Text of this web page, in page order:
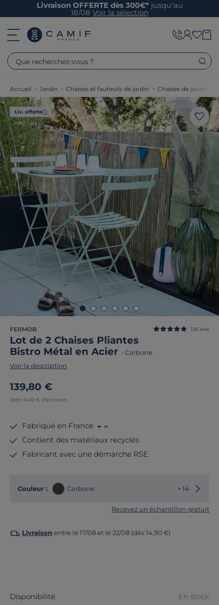
Livraison OFFERTE dès 300€* jusqu’au
18/08 Voir la sélection
Que recherchez-vous ?
Accueil > Jardin > Chaises et fauteuils de jardin > Chaises de jardin
Liv. offerte
FERMOB
Lot de 2 Chaises Pliantes
Bistro Métal en Acier - Carbone
126 avis
Voir la description
139,80 €
Dont 0,40 € d'éco-part
Fabriqué en France
Contient des matériaux recyclés
Fabricant avec une démarche RSE
Couleur : Carbone + 14
Recevez un échantillon gratuit
Livraison entre le 17/08 et le 22/08 (dès 14,90 €)
Disponibilité En stock